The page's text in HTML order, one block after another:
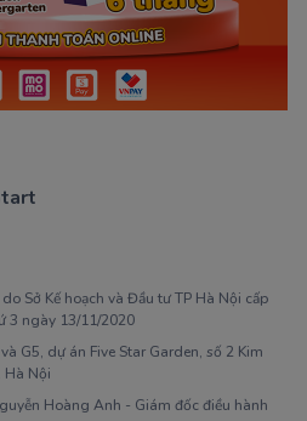
Sở Kế hoạch và Đầu tư TP Hà Nội cấp
3 ngày 13/11/2020
G5, dự án Five Star Garden, số 2 Kim
Hà Nội
Hoàng Anh - Giám đốc điều hành